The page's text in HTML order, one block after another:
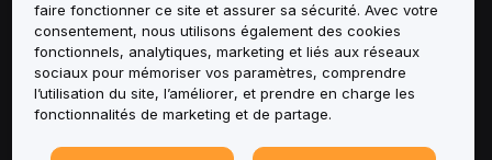
Services
Assistance
Produits
faire fonctionner ce site et assurer sa sécurité. Avec votre
consentement, nous utilisons également des cookies
fonctionnels, analytiques, marketing et liés aux réseaux
sociaux pour mémoriser vos paramètres, comprendre
l’utilisation du site, l’améliorer, et prendre en charge les
fonctionnalités de marketing et de partage.